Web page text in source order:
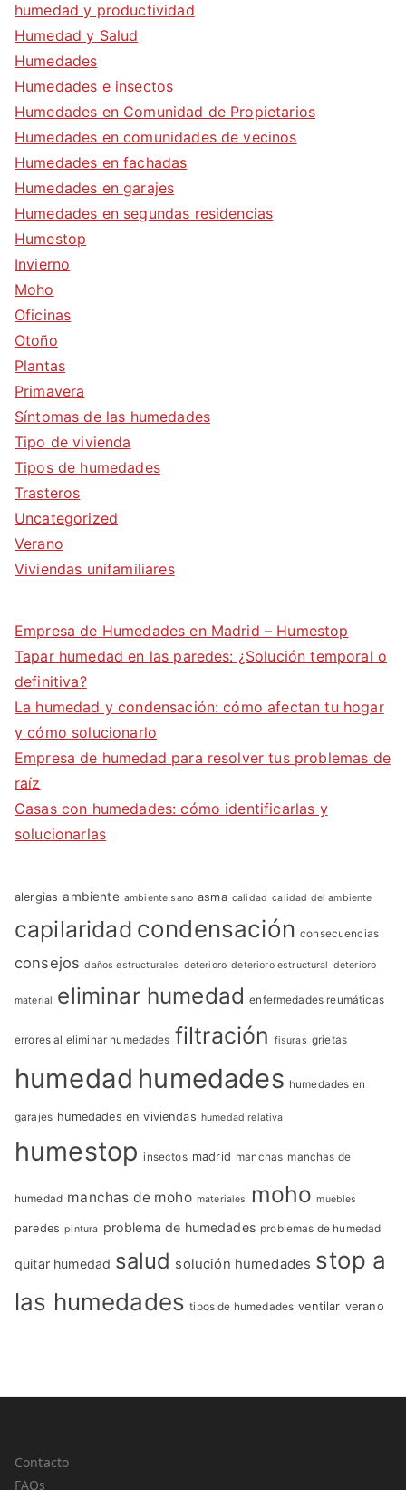
humedad y productividad
Humedad y Salud
Humedades
Humedades e insectos
Humedades en Comunidad de Propietarios
Humedades en comunidades de vecinos
Humedades en fachadas
Humedades en garajes
Humedades en segundas residencias
Humestop
Invierno
Moho
Oficinas
Otoño
Plantas
Primavera
Síntomas de las humedades
Tipo de vivienda
Tipos de humedades
Trasteros
Uncategorized
Verano
Viviendas unifamiliares
Empresa de Humedades en Madrid – Humestop
Tapar humedad en las paredes: ¿Solución temporal o
definitiva?
La humedad y condensación: cómo afectan tu hogar
y cómo solucionarlo
Empresa de humedad para resolver tus problemas de
raíz
Casas con humedades: cómo identificarlas y
solucionarlas
alergias ambiente ambiente sano asma calidad calidad del ambiente
capilaridad condensación consecuencias
consejos daños estructurales deterioro deterioro estructural deterioro
material eliminar humedad enfermedades reumáticas
errores al eliminar humedades filtración fisuras grietas
humedad humedades humedades en
garajes humedades en viviendas humedad relativa
humestop insectos madrid manchas manchas de
humedad manchas de moho materiales moho muebles
paredes pintura problema de humedades problemas de humedad
quitar humedad salud solución humedades stop a
las humedades tipos de humedades ventilar verano
Contacto
FAQs